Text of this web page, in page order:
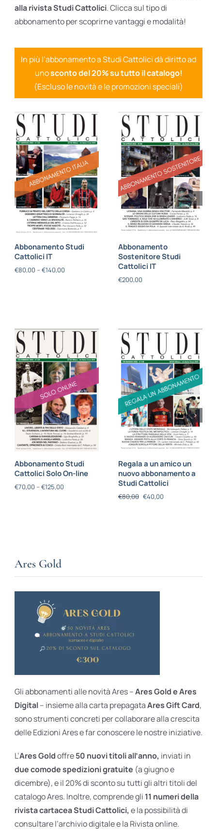
alla rivista Studi Cattolici. Clicca sul tipo di
abbonamento per scoprirne vantaggi e modalità!
In più l’abbonamento a Studi Cattolici dà diritto ad
unosconto del 20% su tutto il catalogo!
(Escluso le novità e le promozioni speciali)
Abbonamento Studi
Cattolici IT
€80,00 – €140,00
Abbonamento
Sostenitore Studi
Cattolici IT
€200,00
Abbonamento Studi
Cattolici Solo On-line
€70,00 – €125,00
Regala a un amico un
nuovo abbonamento a
Studi Cattolici
€80,00 €40,00
Ares Gold
Gli abbonamenti alle novità Ares –Ares Gold e Ares
Digital– insieme alla carta prepagataAres Gift Card,
sono strumenti concreti per collaborare alla crescita
delle Edizioni Ares e far conoscere le nostre iniziative.
L’Ares Goldoffre50 nuovi titoli all’anno, inviati in
due comode spedizioni gratuite (a giugno e
dicembre), e il 20% di sconto su tutti gli altri titoli del
catalogo Ares. Inoltre, comprende gli 11 numeri della
rivista cartacea Studi Cattolici, e la possibilità di
consultare l’archivio digitale e la Rivista online.